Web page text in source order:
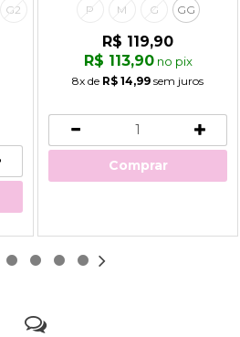
G2 P M G GG
R$ 119,90
R$ 113,90 no pix
8x de R$ 14,99 sem juros
Comprar